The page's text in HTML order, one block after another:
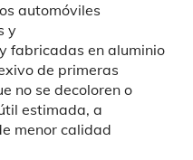
automóviles
y
fabricadas en aluminio
de primeras
no se decoloren o
estimada, a
menor calidad